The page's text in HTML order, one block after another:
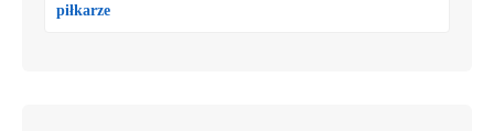
piłkarze